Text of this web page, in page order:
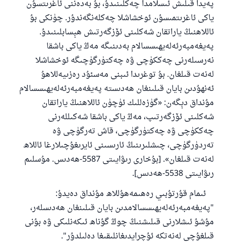
پەيدا قىلىش ئىسلامدا چەكلىنىدۇ، بۇ بەدەننى ئاغرىتسۇن
ياكى ئاغرىتمىسۇن ئوخشاشلا چەكلەنگەندۇر. چۈنكى بۇ
ئاللاھنىڭ ياراتقان شەكلىنى ئۆزگەرتىش ھېسابلىنىدۇ.
پەيغەمبەرئەلەيھىسسالام بەدىنىگە مەڭ ياكى باشقا
نەرسىلەرنى چەككۈچى ۋە چەكتۈرگۈچىگە ئوخشاشلا
لەنەت قىلغان. بۇ توغرىدا ئىبنى مەسئۇد رەزىيەللاھۇ
ئەنھۇدىن بايان قىلىنغان ھەدىستە پەيغەمبەرئەلەيھىسسالام
مۇنداق دېگەن: «گۈزەللىك ئۈچۈن ئاللاھنىڭ ياراتقان
شەكلىنى ئۆزگەرتىپ، مەڭ ياكى باشقا شەكىللەرنى
چەككۈچى ۋە چەكتۈرگۈچى، قاش تەرگۈچى ۋە
تەردۈرگۈچى، چىشلىرىنىڭ ئارىسىنى ئايرىغۇچىلارغا ئاللاھ
لەنەت قىلغان». [بۇخارى رىۋايىتى 5587-ھەدىس. مۇسلىم
رىۋايىتى 5538-ھەدىس].
ئىمام قۇرتۇبىي رەھىمەھۇللاھ مۇنداق دەيدۇ:
"پەيغەمبەرئەلەيھىسسالامدىن بايان قىلىنغان ھەدىسلەر،
مۇشۇ ئىشلارنى قىلىشنىڭ چوڭ گۇناھ ئىكەنلىكى ۋە بۇنى
قىلغۇچى لەنەتكە ئۇچرايدىغانلىقىغا دەلىلدۇر".
110845 - نومۇرلۇق سوئالنىڭ جاۋابى
ئائىلىنى ساقلاپ قالدى